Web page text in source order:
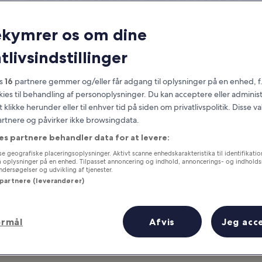
you need to know before you
os om dine
16 partnere gemmer og/eller får adgang til oplysninger på en enhed,
til behandling af personoplysninger. Du kan acceptere eller
klikke herunder eller til enhver tid på siden om privatlivspolitik. Disse
og påvirker ikke browsingdata.
partnere behandler data for at levere:
geografiske placeringsoplysninger. Aktivt scanne enhedskarakteristika til
på en enhed. Tilpasset annoncering og indhold, annoncerings- og
og udvikling af tjenester.
(leverandører)
Afvis Jeg